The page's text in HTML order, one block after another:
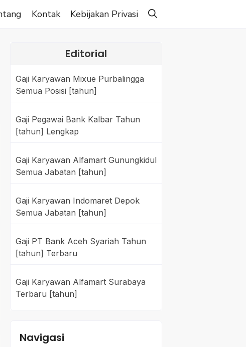
Kontak Kebijakan Privasi
Editorial
Gaji Karyawan Mixue Purbalingga
Semua Posisi [tahun]
Gaji Pegawai Bank Kalbar Tahun
[tahun] Lengkap
Gaji Karyawan Alfamart Gunungkidul
Semua Jabatan [tahun]
Gaji Karyawan Indomaret Depok
Semua Jabatan [tahun]
Gaji PT Bank Aceh Syariah Tahun
[tahun] Terbaru
Gaji Karyawan Alfamart Surabaya
Terbaru [tahun]
Navigasi